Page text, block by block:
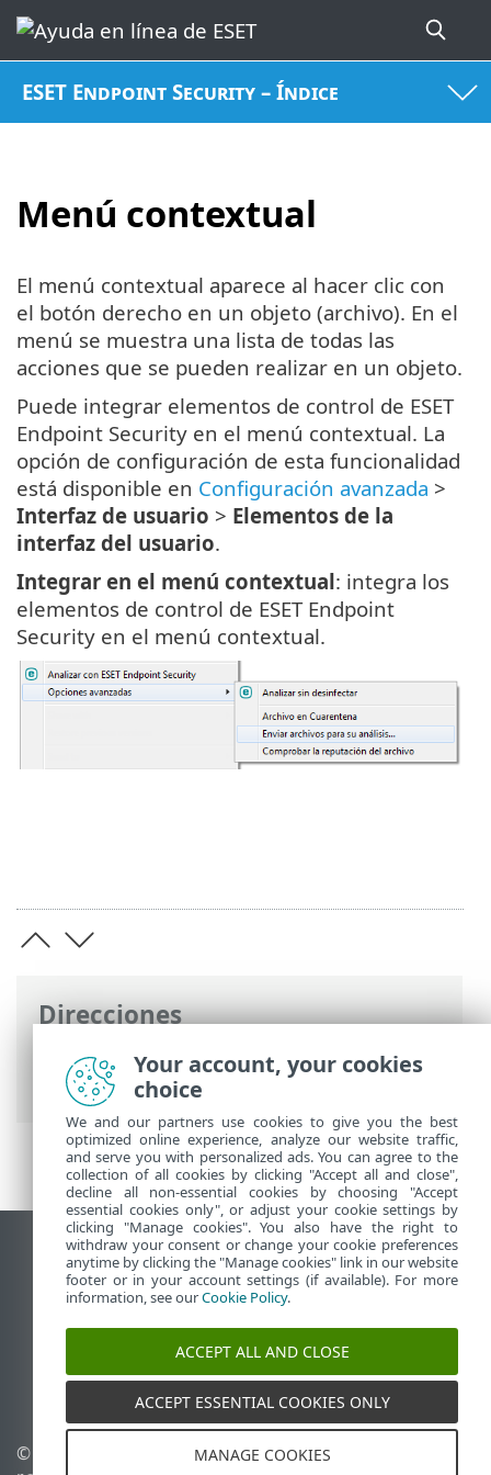
ESET Endpoint Security – Índice
Menú contextual
Direcciones
Ayuda en línea de ESET> ESET Endpoint
Security >Empezar > Menú contextual
El menú contextual aparece al hacer clic con
el botón derecho en un objeto (archivo). En el
menú se muestra una lista de todas las
acciones que se pueden realizar en un objeto.
Puede integrar elementos de control de ESET
Endpoint Security en el menú contextual. La
opción de configuración de esta funcionalidad
está disponible en Configuración avanzada >
Interfaz de usuario > Elementos de la
interfaz del usuario.
Integrar en el menú contextual: integra los
elementos de control de ESET Endpoint
Security en el menú contextual.
Ver sitio para ordenador
End of Life
Base de conocimiento de ESET
Foro de ESET
ESET Status Portal
Soporte técnico regional
© 1992 - 2026 ESET, spol. s
Administrar cookies
Your account, your cookies
choice
We and our partners use cookies to give you the best
optimized online experience, analyze our website traffic,
and serve you with personalized ads. You can agree to the
collection of all cookies by clicking "Accept all and close",
decline all non-essential cookies by choosing "Accept
essential cookies only", or adjust your cookie settings by
clicking "Manage cookies". You also have the right to
withdraw your consent or change your cookie preferences
anytime by clicking the "Manage cookies" link in our website
footer or in your account settings (if available). For more
information, see ourCookie Policy.
ACCEPT ALL AND CLOSE
ACCEPT ESSENTIAL COOKIES ONLY
MANAGE COOKIES